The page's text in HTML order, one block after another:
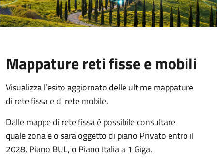
Mappature reti fisse e mobili
Visualizza l’esito aggiornato delle ultime mappature
di rete fissa e di rete mobile.
Dalle mappe di rete fissa è possibile consultare
quale zona è o sarà oggetto di piano Privato entro il
2028, Piano BUL, o Piano Italia a 1 Giga.